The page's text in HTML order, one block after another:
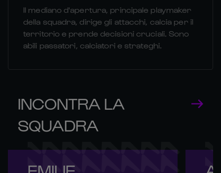
Il mediano d'apertura, principale playmaker
della squadra, dirige gli attacchi, calcia per il
territorio e prende decisioni cruciali. Sono
abili passatori, calciatori e strateghi.
INCONTRA LA
SQUADRA